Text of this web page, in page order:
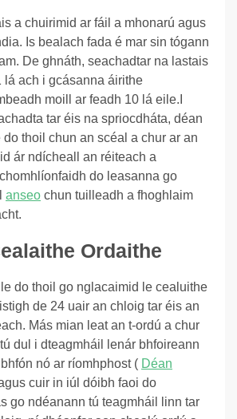
a chuirimid ar fáil a mhonarú agus
Is bealach fada é mar sin tógann
De ghnáth, seachadtar na lastais
lá ach i gcásanna áirithe
moill ar feadh 10 lá eile.
tar éis na spriocdháta, déan
thoil chun an scéal a chur ar an
ár ndícheall an réiteach a
do leasanna go
anseo chun tuilleadh a fhoghlaim
Ordaithe
do thoil go nglacaimid le cealuithe
de 24 uair an chloig tar éis an
Más mian leat an t-ordú a chur
dul i dteagmháil lenár bhfoireann
nó ar ríomhphost ( Déan
cuir in iúl dóibh faoi do
go ndéanann tú teagmháil linn tar